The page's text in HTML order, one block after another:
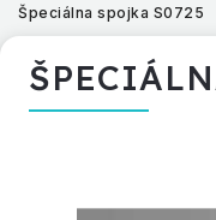
Špeciálna spojka S0725